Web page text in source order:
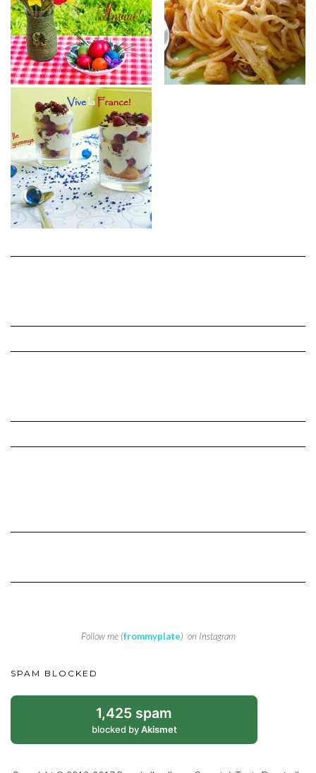
Follow me (frommyplate) on Instagram
SPAM BLOCKED
1,425 spam
blocked byAkismet